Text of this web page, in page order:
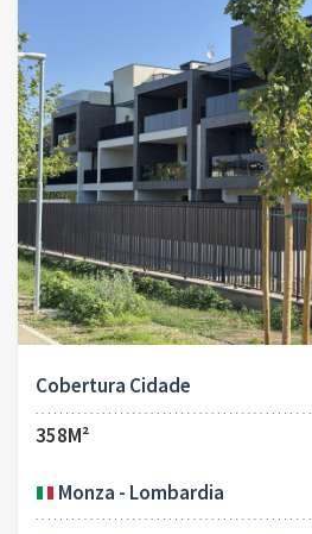
Cobertura Cidade
358M²
Monza - Lombardia